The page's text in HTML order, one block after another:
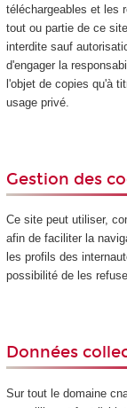
téléchargeables et les
tout ou partie de ce
interdite sauf
d'engager la
l'objet de copies qu'à
usage privé.
Gestion des
Ce site peut utiliser,
afin de faciliter la
les profils des
possibilité de les
Données
Sur tout le domaine